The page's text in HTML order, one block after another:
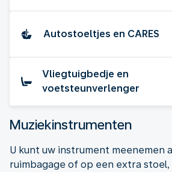
Autostoeltjes en CARES
Vliegtuigbedje en
voetsteunverlenger
Muziekinstrumenten
U kunt uw instrument meenemen
ruimbagage of op een extra